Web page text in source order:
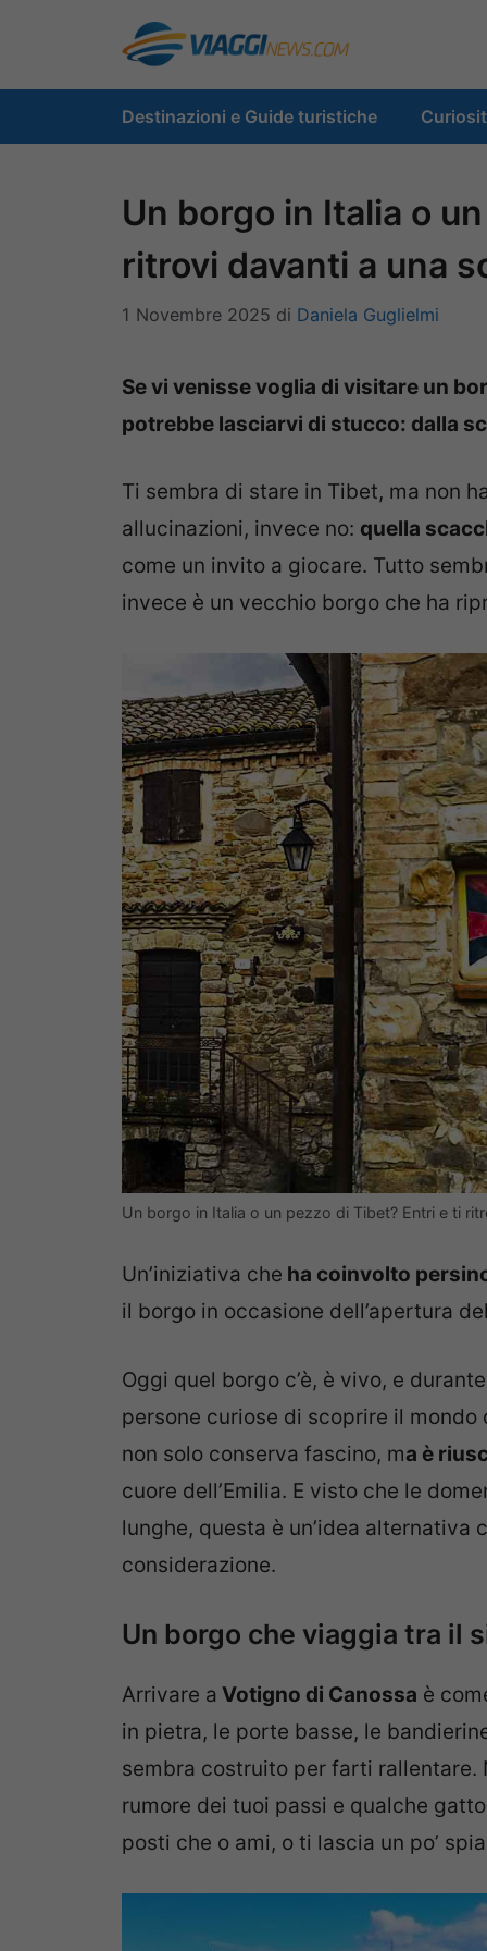
contenuto
Destinazioni e Guide turistiche
Un borgo in Italia o
ritrovi davanti a una
1 Novembre 2025 di Daniela Guglielmi
Se vi venisse voglia di visitare un
potrebbe lasciarvi di stucco: dalla
Ti sembra di stare in Tibet, ma non
allucinazioni, invece no: quella
come un invito a giocare. Tutto
invece è un vecchio borgo che ha
Un borgo in Italia o un pezzo di Tibet? Entri e ti
Un’iniziativa che ha coinvolto
il borgo in occasione dell’apertura
Oggi quel borgo c’è, è vivo, e
persone curiose di scoprire il
non solo conserva fascino, ma è
cuore dell’Emilia. E visto che le
lunghe, questa è un’idea alternativa
considerazione.
Un borgo che viaggia tra il
Arrivare a Votigno di Canossa è
in pietra, le porte basse, le
sembra costruito per farti rallentare.
rumore dei tuoi passi e qualche
posti che o ami, o ti lascia un po’